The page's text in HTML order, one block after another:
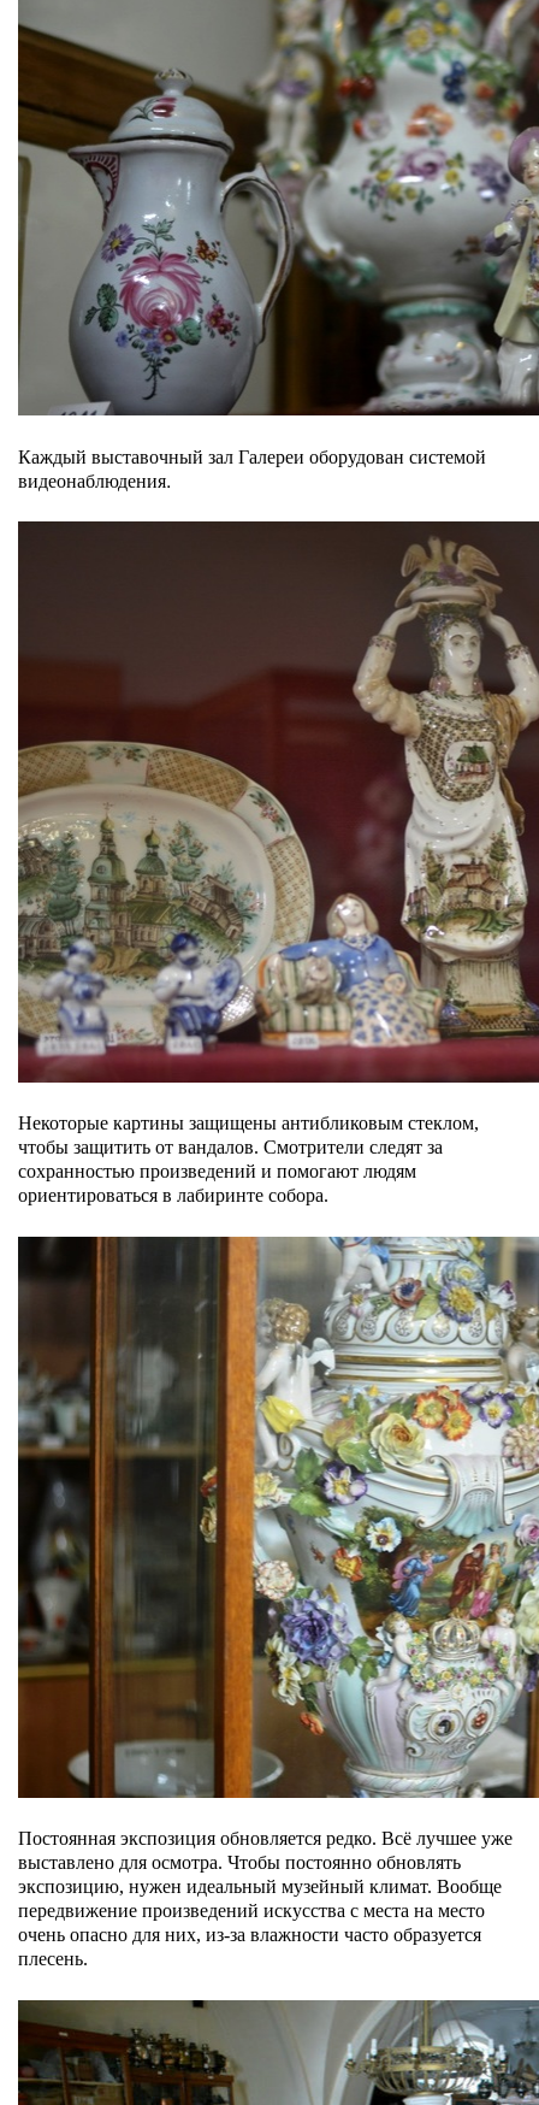
Каждый выставочный зал Галереи оборудован системой
видеонаблюдения.
Некоторые картины защищены антибликовым стеклом,
чтобы защитить от вандалов. Смотрители следят за
сохранностью произведений и помогают людям
ориентироваться в лабиринте собора.
Постоянная экспозиция обновляется редко. Всё лучшее уже
выставлено для осмотра. Чтобы постоянно обновлять
экспозицию, нужен идеальный музейный климат. Вообще
передвижение произведений искусства с места на место
очень опасно для них, из-за влажности часто образуется
плесень.